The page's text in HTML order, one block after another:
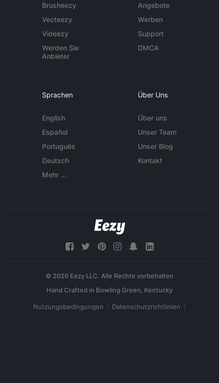
Brusheezy
Vecteezy
Videezy
Werden Sie
Anbieter
Angebote
Werben
Support
DMCA
Sprachen
English
Español
Português
Deutsch
Mehr ...
Über Uns
Über uns
Unser Team
Unser Blog
Kontakt
© 2026 Eezy LLC. Alle Rechte vorbehalten
Nutzungsbedingungen Datenschutzrichtlinien